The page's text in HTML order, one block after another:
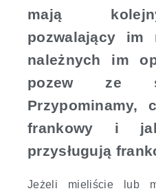
mają
pozwalający im
należnych im
pozew ze
Przypominamy,
frankowy i
przysługują
Jeżeli mieliście lub